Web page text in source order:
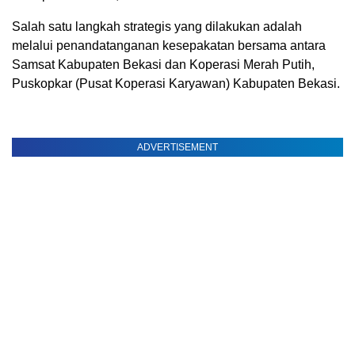
Salah satu langkah strategis yang dilakukan adalah
melalui penandatanganan kesepakatan bersama antara
Samsat Kabupaten Bekasi dan Koperasi Merah Putih,
Puskopkar (Pusat Koperasi Karyawan) Kabupaten Bekasi.
ADVERTISEMENT